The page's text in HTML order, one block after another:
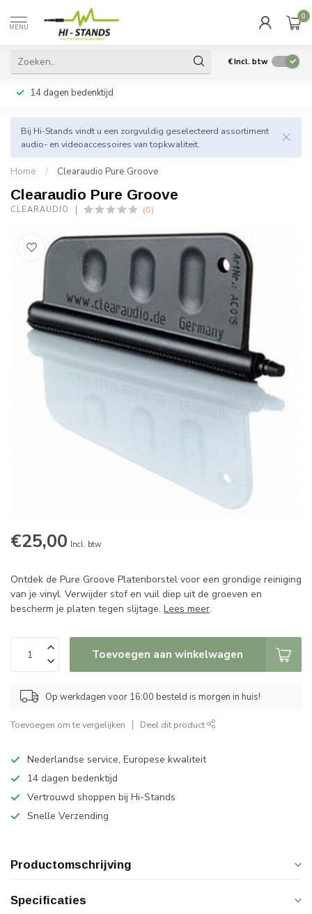
MENU
0
€Incl. btw
14 dagen bedenktijd
Bij Hi-Stands vindt u een zorgvuldig geselecteerd assortiment
audio- en videoaccessoires van topkwaliteit.
Home / Clearaudio Pure Groove
Clearaudio Pure Groove
CLEARAUDIO (0)
€25,00 Incl. btw
Ontdek de Pure Groove Platenborstel voor een grondige reiniging
van je vinyl. Verwijder stof en vuil diep uit de groeven en
bescherm je platen tegen slijtage. Lees meer.
Toevoegen aan winkelwagen
Op werkdagen voor 16:00 besteld is morgen in huis!
Toevoegen om te vergelijken Deel dit product
Nederlandse service, Europese kwaliteit
14 dagen bedenktijd
Vertrouwd shoppen bij Hi-Stands
Snelle Verzending
Productomschrijving
Specificaties